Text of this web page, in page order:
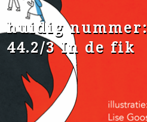
huidig nummer:
44.2/3 In de fik